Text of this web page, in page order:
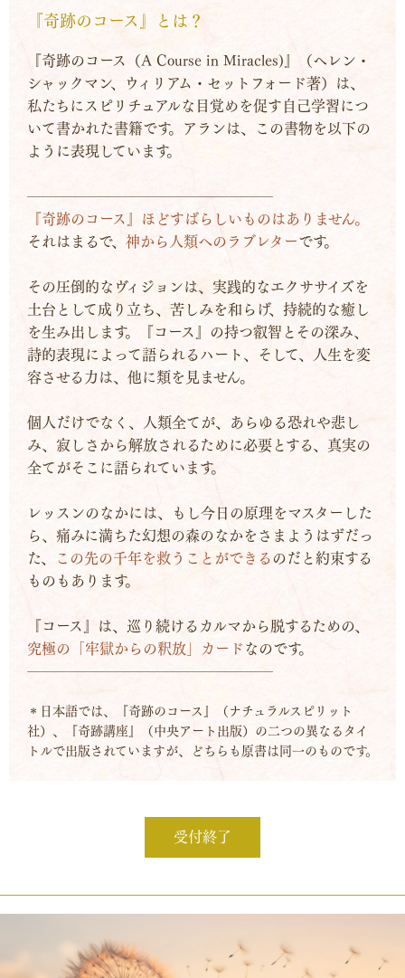
『奇跡のコース』とは？
『奇跡のコース（A Course in Miracles)』（ヘレン・
シャックマン、ウィリアム・セットフォード著）は、
私たちにスピリチュアルな目覚めを促す自己学習につ
いて書かれた書籍です。アランは、この書物を以下の
ように表現しています。
─────────────────
『奇跡のコース』ほどすばらしいものはありません。
それはまるで、 神から人類へのラブレターです。
その圧倒的なヴィジョンは、実践的なエクササイズを
土台として成り立ち、苦しみを和らげ、持続的な癒し
を生み出します。『コース』の持つ叡智とその深み、
詩的表現によって語られるハート、そして、人生を変
容させる力は、他に類を見ません。
個人だけでなく、人類全てが、あらゆる恐れや悲し
み、寂しさから解放されるために必要とする、真実の
全てがそこに語られています。
レッスンのなかには、もし今日の原理をマスターした
ら、痛みに満ちた幻想の森のなかをさまようはずだっ
た、
この先の千年を救うことができる のだと約束する
ものもあります。
『コース』は、巡り続けるカルマから脱するための、
究極の「牢獄からの釈放」カード なのです。
─────────────────
＊日本語では、『奇跡のコース』（ナチュラルスピリット
社）、『奇跡講座』（中央アート出版）の二つの異なるタイ
トルで出版されていますが、どちらも原書は同一のものです。
受付終了